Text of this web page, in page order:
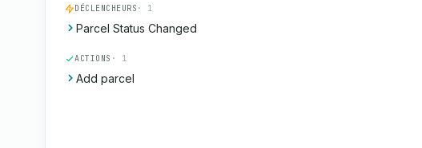
DÉCLENCHEURS · 1
Parcel Status Changed
ACTIONS · 1
Add parcel